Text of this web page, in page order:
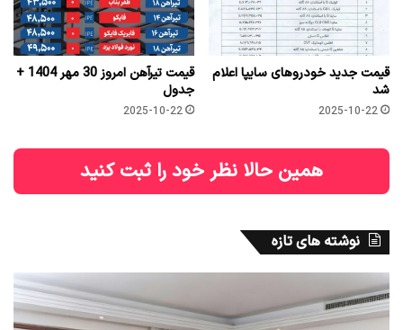
قیمت جدید خودروهای سایپا اعلام
شد
2025-10-22
قیمت تیرآهن امروز 30 مهر 1404 +
جدول
2025-10-22
همین حالا نظر خود را ثبت کنید
نوشته های تازه